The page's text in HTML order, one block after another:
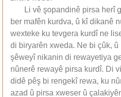
Li vê şopandinê pirsa herî
ber mafên kurdva, û kî dikanê
wexteke ku tevgera kurdî ne
di biryarên xweda. Ne bi çûk,
şêweyî nikanin di rewayetiya
nûnerê rewayê pirsa kurdî. Di
didê pêş bi rengekî rewa, ku
azad û pirsa xweser û